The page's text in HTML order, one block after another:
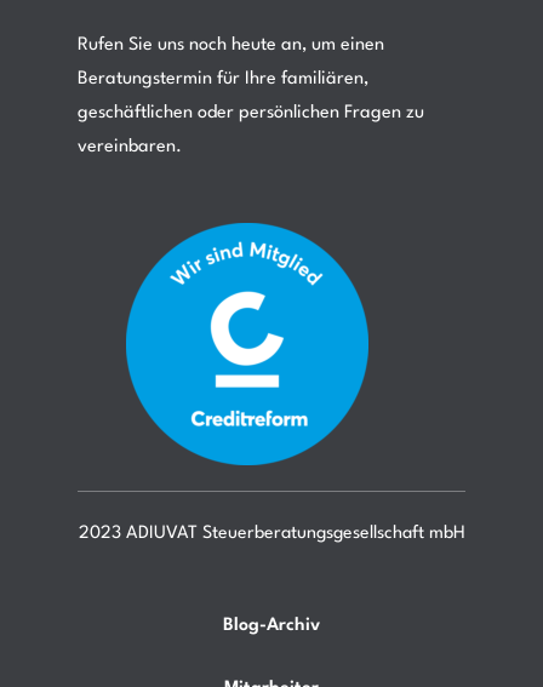
Rufen Sie uns noch heute an, um einen
Beratungstermin für Ihre familiären,
geschäftlichen oder persönlichen Fragen zu
vereinbaren.
2023 ADIUVAT Steuerberatungsgesellschaft mbH
Blog-Archiv